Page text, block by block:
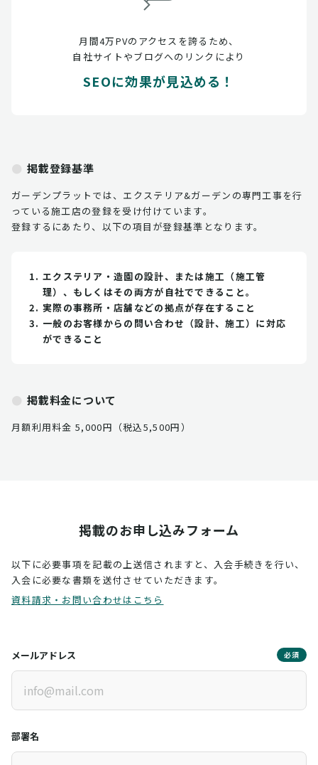
月間4万PVのアクセスを誇るため、
自社サイトやブログへのリンクにより
SEOに効果が見込める！
掲載登録基準
ガーデンプラットでは、エクステリア&ガーデンの専門工事を行
っている施工店の登録を受け付けています。
登録するにあたり、以下の項目が登録基準となります。
エクステリア・造園の設計、または施工（施工管
理）、もしくはその両方が自社でできること。
実際の事務所・店舗などの拠点が存在すること
一般のお客様からの問い合わせ（設計、施工）に対応
ができること
掲載料金について
月額利用料金 5,000円（税込5,500円）
掲載のお申し込みフォーム
以下に必要事項を記載の上送信されますと、入会手続きを行い、
入会に必要な書類を送付させていただきます。
資料請求・お問い合わせはこちら
メールアドレス 必須
部署名